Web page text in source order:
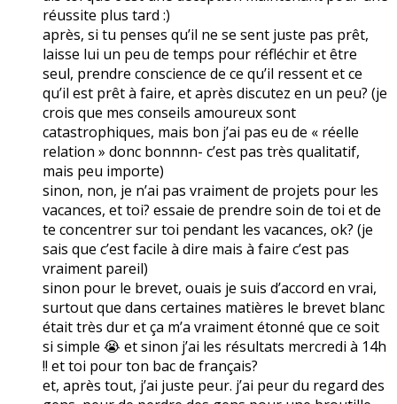
réussite plus tard :)
après, si tu penses qu’il ne se sent juste pas prêt,
laisse lui un peu de temps pour réfléchir et être
seul, prendre conscience de ce qu’il ressent et ce
qu’il est prêt à faire, et après discutez en un peu? (je
crois que mes conseils amoureux sont
catastrophiques, mais bon j’ai pas eu de « réelle
relation » donc bonnnn- c’est pas très qualitatif,
mais peu importe)
sinon, non, je n’ai pas vraiment de projets pour les
vacances, et toi? essaie de prendre soin de toi et de
te concentrer sur toi pendant les vacances, ok? (je
sais que c’est facile à dire mais à faire c’est pas
vraiment pareil)
sinon pour le brevet, ouais je suis d’accord en vrai,
surtout que dans certaines matières le brevet blanc
était très dur et ça m’a vraiment étonné que ce soit
si simple 😭 et sinon j’ai les résultats mercredi à 14h
!! et toi pour ton bac de français?
et, après tout, j’ai juste peur. j’ai peur du regard des